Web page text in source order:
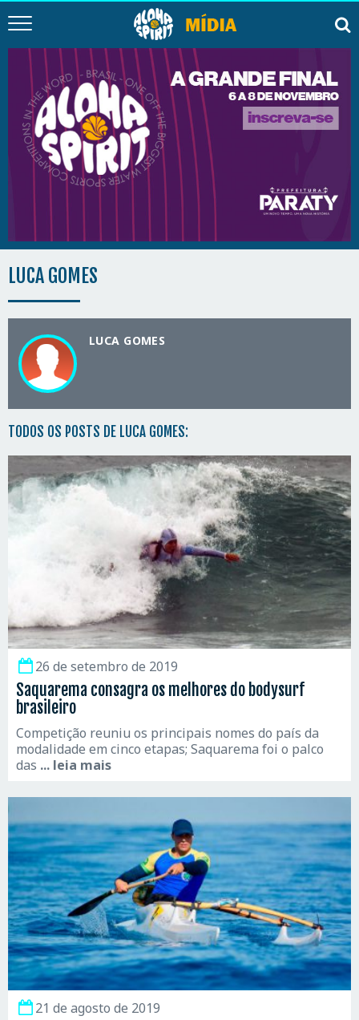
LUCA GOMES
LUCA GOMES
TODOS OS POSTS DE LUCA GOMES:
26 de setembro de 2019
Saquarema consagra os melhores do bodysurf
brasileiro
Competição reuniu os principais nomes do país da
modalidade em cinco etapas; Saquarema foi o palco
das ... leia mais
21 de agosto de 2019